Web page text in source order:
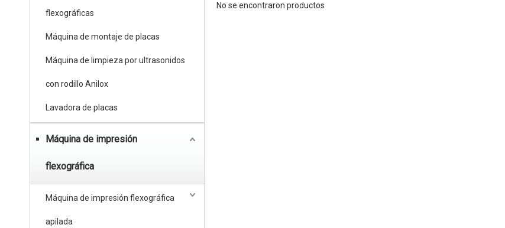
flexográficas
Máquina de montaje de placas
Máquina de limpieza por ultrasonidos
con rodillo Anilox
Lavadora de placas
Máquina de impresión
flexográfica
Máquina de impresión flexográfica
apilada
No se encontraron productos